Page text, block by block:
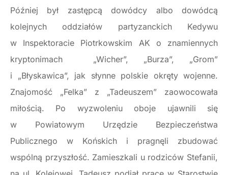
Później był zastępcą dowódcy albo dowódcą
kolejnych oddziałów partyzanckich Kedywu
w Inspektoracie Piotrkowskim AK o znamiennych
kryptonimach „Wicher”, „Burza”, „Grom”
i „Błyskawica”, jak słynne polskie okręty wojenne.
Znajomość „Felka” z „Tadeuszem” zaowocowała
miłością. Po wyzwoleniu oboje ujawnili się
w Powiatowym Urzędzie Bezpieczeństwa
Publicznego w Końskich i pragnęli zbudować
wspólną przyszłość. Zamieszkali u rodziców Stefanii,